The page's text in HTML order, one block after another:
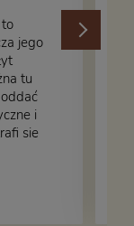
jego
tu
i
się